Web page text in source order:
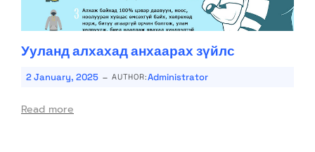
Ууланд алхахад анхаарах зүйлс
2 January, 2025 - AUTHOR:Administrator
Read more